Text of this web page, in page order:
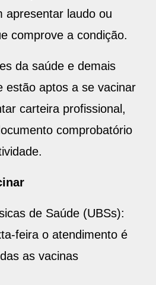
apresentar laudo ou
comprove a condição.
da saúde e demais
estão aptos a se vacinar
carteira profissional,
comprobatório
de Saúde (UBSs):
feira o atendimento é
as vacinas